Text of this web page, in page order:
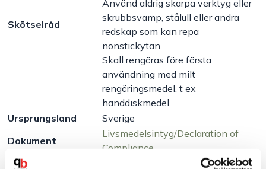
Skötselråd
Använd aldrig skarpa verktyg eller
skrubbsvamp, stålull eller andra
redskap som kan repa
nonstickytan.
Skall rengöras före första
användning med milt
rengöringsmedel, t ex
handdiskmedel.
Ursprungsland
Sverige
Dokument
Livsmedelsintyg/Declaration of
Compliance
Artikelnr: